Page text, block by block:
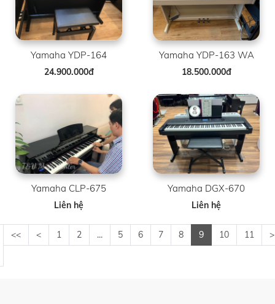
Yamaha YDP-164
24.900.000đ
Yamaha YDP-163 WA
18.500.000đ
Yamaha CLP-675
Liên hệ
Yamaha DGX-670
Liên hệ
<< < 1 2 ... 5 6 7 8 9 10 11 >